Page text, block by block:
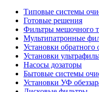
Типовые системы
Готовые решения
Фильтры мешочного
Мультипатронные
Установки обратного
Установки
Насосы дозаторы
Бытовые системы
Установки УФ